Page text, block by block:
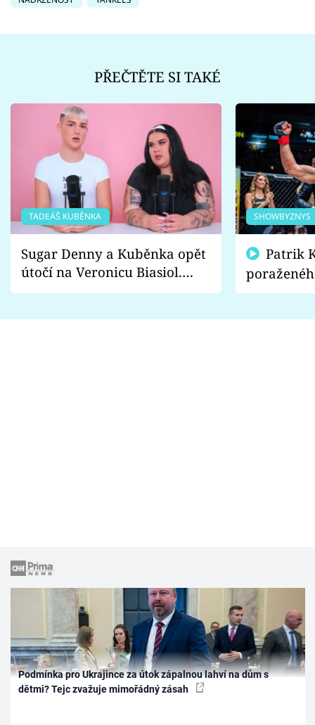
PŘEČTĚTE SI TAKÉ
TADEÁŠ KUBĚNKA
Sugar Denny a Kuběnka opět
útočí na Veronicu Biasiol.
Proč je podle nich falešná a
SHOWBYZNYS
fanoušci
Podmínka pro Ukrajince za útok zápalnou lahví na dům s
dětmi? Tejc zvažuje mimořádný zásah